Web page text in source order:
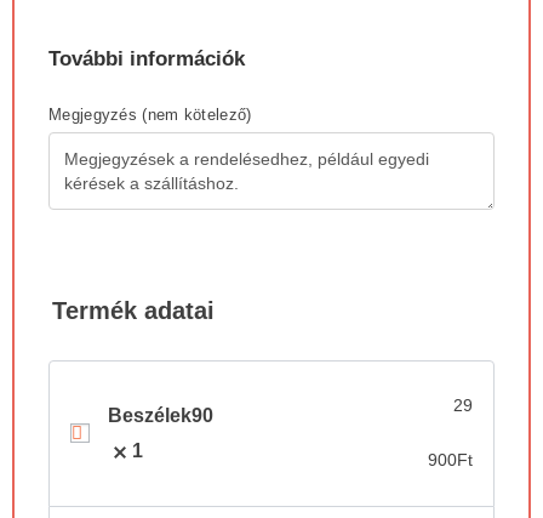
További információk
Megjegyzés(nem kötelező)
Termék adatai
Beszélek90
1
29
900Ft